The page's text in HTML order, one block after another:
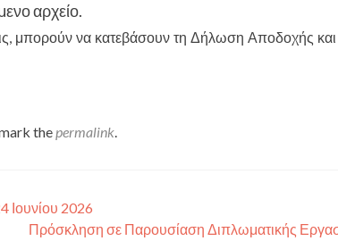
αρχείο.
μπορούν να κατεβάσουν τη Δήλωση Αποδοχής και
thepermalink.
Ιουνίου 2026
Πρόσκληση σε Παρουσίαση Διπλωματικής